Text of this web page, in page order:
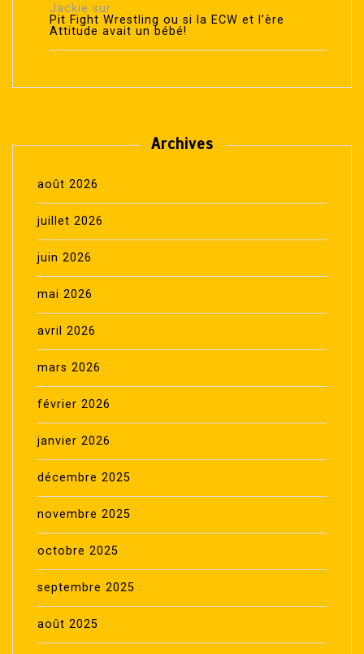
Jackie sur
Pit Fight Wrestling ou si la ECW et l’ère
Attitude avait un bébé!
Archives
août 2026
juillet 2026
juin 2026
mai 2026
avril 2026
mars 2026
février 2026
janvier 2026
décembre 2025
novembre 2025
octobre 2025
septembre 2025
août 2025